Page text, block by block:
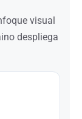
visual
despliega